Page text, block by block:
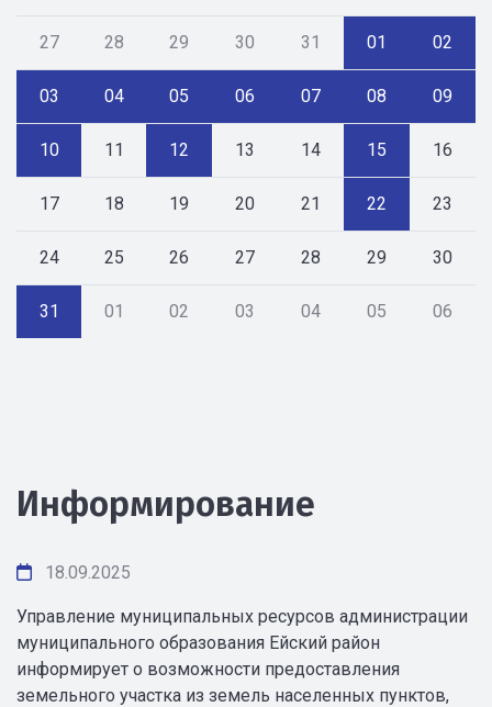
27 28 29 30 31 01 02
03 04 05 06 07 08 09
10 11 12 13 14 15 16
17 18 19 20 21 22 23
24 25 26 27 28 29 30
31 01 02 03 04 05 06
Информирование
18.09.2025
Управление муниципальных ресурсов администрации
муниципального образования Ейский район
информирует о возможности предоставления
земельного участка из земель населенных пунктов,